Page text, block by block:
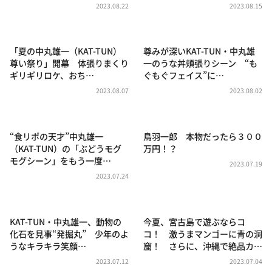
ポツンと一軒家
ザキ山小屋本館
2023.08.22 2023.08.15
「夏の中丸雄一（KAT-TUN）
尊い祭り」開幕 体張りまくり
ギリギリロケ、おち…
2023.08.07
尊みが深いKAT-TUN・中丸雄
一のうな丼頬張りシーン “も
ぐもぐフェイス”に…
2023.08.02
“食リポの天才”中丸雄一
（KAT-TUN）の「ぶどうモグ
モグシーン」をもう一度…
2023.07.24
鳥羽一郎 本物だったら３００
万円！？
2023.07.19
KAT-TUN・中丸雄一、動物の
化石を見事“発掘丸” 少年のよ
うなキラキラ笑顔…
2023.07.12
今夏、宮古島で遊ぶならコ
コ！ 激うまマンゴーに青の洞
窟！ さらに、沖縄で絶品カ…
2023.07.04